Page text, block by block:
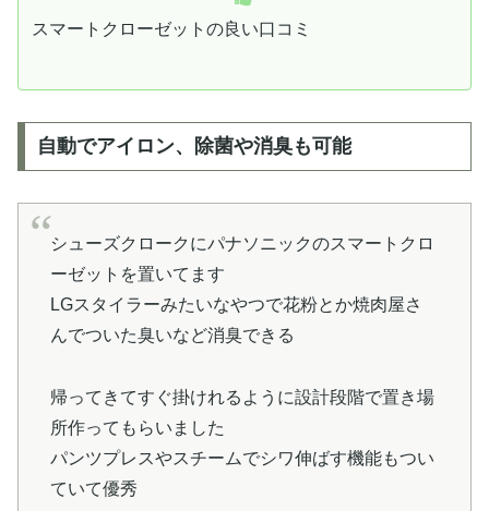
スマートクローゼットの良い口コミ
自動でアイロン、除菌や消臭も可能
シューズクロークにパナソニックのスマートクロ
ーゼットを置いてます
LGスタイラーみたいなやつで花粉とか焼肉屋さ
んでついた臭いなど消臭できる
帰ってきてすぐ掛けれるように設計段階で置き場
所作ってもらいました
パンツプレスやスチームでシワ伸ばす機能もつい
ていて優秀